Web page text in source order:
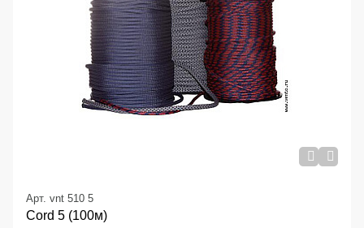
Арт. vnt 510 5
Cord 5 (100м)